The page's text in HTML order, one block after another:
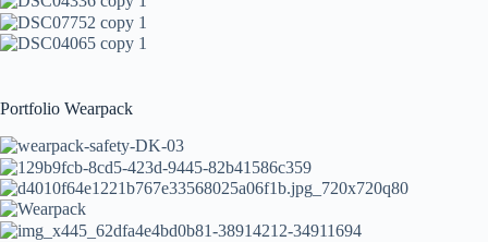
Portfolio Wearpack